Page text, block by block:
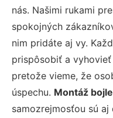
nás. Našimi rukami
spokojných
nim pridáte aj vy.
prispôsobiť a
pretože vieme, že
úspechu. Montáž
samozrejmosťou sú